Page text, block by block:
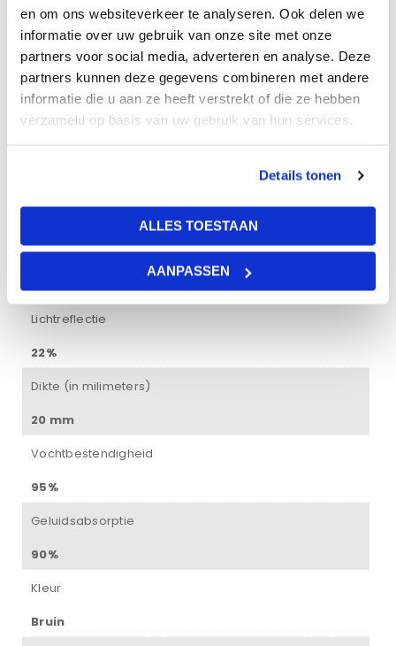
en om ons websiteverkeer te analyseren. Ook delen we
informatie over uw gebruik van onze site met onze
partners voor social media, adverteren en analyse. Deze
partners kunnen deze gegevens combineren met andere
informatie die u aan ze heeft verstrekt of die ze hebben
verzameld op basis van uw gebruik van hun services.
Details tonen
ALLES TOESTAAN
AANPASSEN
Afmetingen
120 × 60 × 2 cm
Dikte plaat
Brandklasse
Lichtreflectie
22%
Dikte (in milimeters)
20 mm
Vochtbestendigheid
95%
Geluidsabsorptie
90%
Kleur
Bruin